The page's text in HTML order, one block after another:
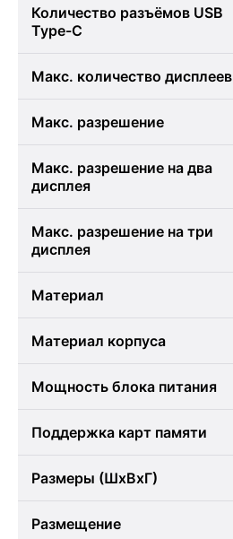
Количество разъёмов USB
Type-C
Макс. количество дисплеев
Макс. разрешение
Макс. разрешение на два
дисплея
Макс. разрешение на три
дисплея
Материал
Материал корпуса
Мощность блока питания
Поддержка карт памяти
Размеры (ШхВхГ)
Размещение